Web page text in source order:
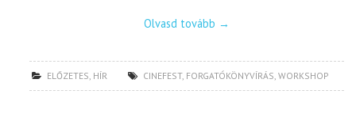
Olvasd tovább →
ELŐZETES HÍR CINEFEST, FORGATÓKÖNYVÍRÁS ,WORKSHOP